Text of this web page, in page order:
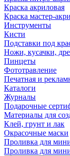
Краска акриловая
Краска мастер-
Инструменты
Кисти
Подставки под
Ножи, кусачки,
Пинцеты
Фототравление
Печатная и
Каталоги
Журналы
Подарочные
Материалы для
Клей, грунт и лак
Окрасочные маски
Проливка для
Проливка для